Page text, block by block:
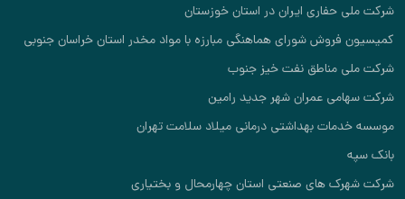
شرکت ملی حفاری ایران در استان خوزستان
کمیسیون فروش شورای هماهنگی مبارزه با مواد مخدر استان خراسان جنوبی
شرکت ملی مناطق نفت خیز جنوب
شرکت سهامی عمران شهر جدید رامین
موسسه خدمات بهداشتی درمانی میلاد سلامت تهران
بانک سپه
شرکت شهرک های صنعتی استان چهارمحال و بختیاری